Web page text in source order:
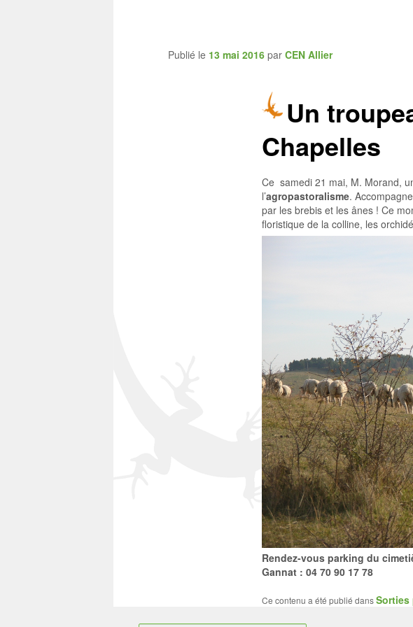
CEN Allier
Un
Chapelles
Publié le 13 mai 2016 par CEN Allier
Ce samedi 21 mai, M. Morand,
l’agropastoralisme.
par les brebis et les ânes ! Ce
floristique de la colline, les
Rendez-vous parking du
Gannat : 04 70 90 17 78
Ce contenu a été publié dansSorties